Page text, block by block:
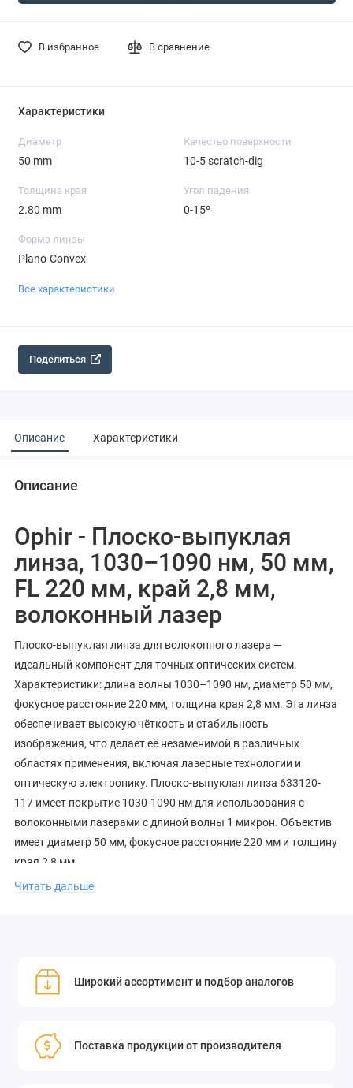
В избранное В сравнение
Характеристики
Диаметр
50 mm
Качество поверхности
10-5 scratch-dig
Толщина края
2.80 mm
Угол падения
0-15º
Форма линзы
Plano-Convex
Все характеристики
Поделиться
Описание Характеристики
Описание
Ophir - Плоско-выпуклая
линза, 1030–1090 нм, 50 мм,
FL 220 мм, край 2,8 мм,
волоконный лазер
Плоско-выпуклая линза для волоконного лазера —
идеальный компонент для точных оптических систем.
Характеристики: длина волны 1030–1090 нм, диаметр 50 мм,
фокусное расстояние 220 мм, толщина края 2,8 мм. Эта линза
обеспечивает высокую чёткость и стабильность
изображения, что делает её незаменимой в различных
областях применения, включая лазерные технологии и
оптическую электронику. Плоско-выпуклая линза 633120-
117 имеет покрытие 1030-1090 нм для использования с
волоконными лазерами с длиной волны 1 микрон. Объектив
имеет диаметр 50 мм, фокусное расстояние 220 мм и толщину
края 2,8 мм.
Читать дальше
Широкий ассортимент и подбор аналогов
Поставка продукции от производителя